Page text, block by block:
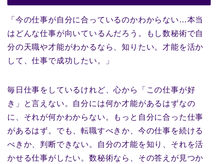
「今の仕事が自分に合っているのかわからない…本当
はどんな仕事が向いているんだろう。もし数秘術で自
分の天職や才能がわかるなら、知りたい。才能を活か
して、仕事で成功したい。」
毎日仕事をしているけれど、心から「この仕事が好
き」と言えない。自分には何か才能があるはずなの
に、それが何かわからない。もっと自分に合った仕事
があるはず。でも、転職すべきか、今の仕事を続ける
べきか、判断できない。自分の才能を知り、それを活
かせる仕事がしたい。数秘術なら、その答えが見つか